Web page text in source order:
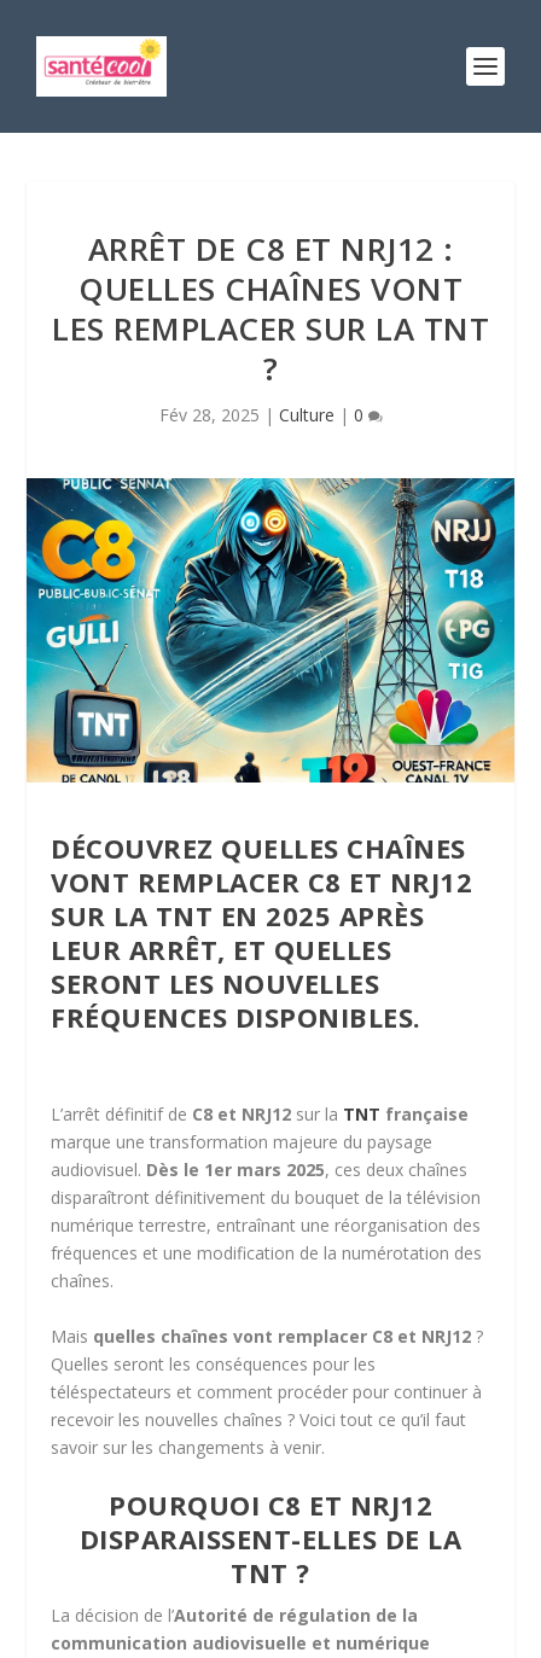
ARRÊT DE C8 ET NRJ12 :
QUELLES CHAÎNES VONT
LES REMPLACER SUR LA TNT
?
Fév 28, 2025 | Culture | 0
DÉCOUVREZ QUELLES CHAÎNES
VONT REMPLACER C8 ET NRJ12
SUR LA TNT EN 2025 APRÈS
LEUR ARRÊT, ET QUELLES
SERONT LES NOUVELLES
FRÉQUENCES DISPONIBLES.
L’arrêt définitif de C8 et NRJ12 sur la TNT française
marque une transformation majeure du paysage
audiovisuel. Dès le 1er mars 2025, ces deux chaînes
disparaîtront définitivement du bouquet de la télévision
numérique terrestre, entraînant une réorganisation des
fréquences et une modification de la numérotation des
chaînes.
Mais quelles chaînes vont remplacer C8 et NRJ12 ?
Quelles seront les conséquences pour les
téléspectateurs et comment procéder pour continuer à
recevoir les nouvelles chaînes ? Voici tout ce qu’il faut
savoir sur les changements à venir.
POURQUOI C8 ET NRJ12
DISPARAISSENT-ELLES DE LA
TNT ?
La décision de l’Autorité de régulation de la
communication audiovisuelle et numérique